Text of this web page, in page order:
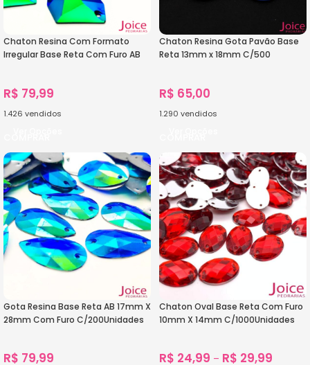
Chaton Resina Com Formato
Irregular Base Reta Com Furo AB
R$ 79,99
1.426 vendidos
Chaton Resina Gota Pavão Base
Reta 13mm x 18mm C/500
R$ 65,00
1.290 vendidos
Gota Resina Base Reta AB 17mm X
28mm Com Furo C/200Unidades
R$ 79,99
Chaton Oval Base Reta Com Furo
10mm X 14mm C/1000Unidades
R$ 24,99 – R$ 29,99